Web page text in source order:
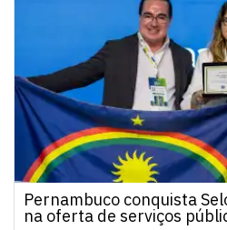
Pernambuco conquista
na oferta de serviços